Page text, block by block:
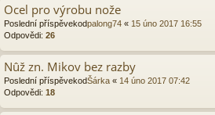
Ocel pro výrobu nože
Poslední příspěvekodpalong74 « 15 úno 2017 16:55
Odpovědi: 26
Nûž zn. Mikov bez razby
Poslední příspěvekodŠárka « 14 úno 2017 07:42
Odpovědi: 18